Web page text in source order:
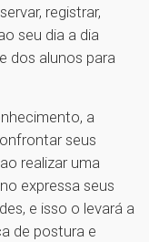
registrar,
seu dia a dia
dos alunos para
a
seus
realizar uma
expressa seus
e isso o levará a
de postura e